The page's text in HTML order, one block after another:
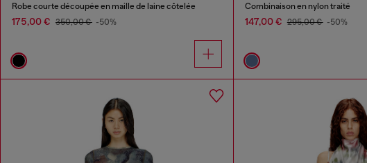
Robe courte découpée en maille de laine côtelée
175,00 € 350,00 € -50%
Combinaison en nylon traité
147,00 € 295,00 € -50%